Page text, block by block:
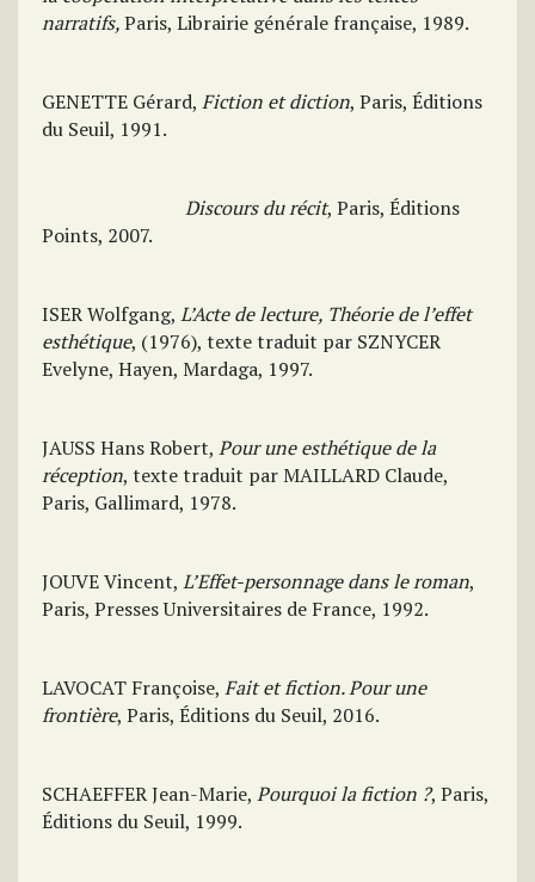
narratifs,Paris, Librairie générale française, 1989.
GENETTE Gérard, Fiction et diction, Paris, Éditions
du Seuil, 1991.
Discours du récit, Paris, Éditions
Points, 2007.
ISER Wolfgang, L’Acte de lecture, Théorie de l’effet
esthétique, (1976), texte traduit par SZNYCER
Evelyne, Hayen, Mardaga, 1997.
JAUSS Hans Robert, Pour une esthétique de la
réception, texte traduit par MAILLARD Claude,
Paris, Gallimard, 1978.
JOUVE Vincent, L’Effet-personnage dans le roman,
Paris, Presses Universitaires de France, 1992.
LAVOCAT Françoise, Fait et fiction. Pour une
frontière, Paris, Éditions du Seuil, 2016.
SCHAEFFER Jean-Marie, Pourquoi la fiction ?, Paris,
Éditions du Seuil, 1999.